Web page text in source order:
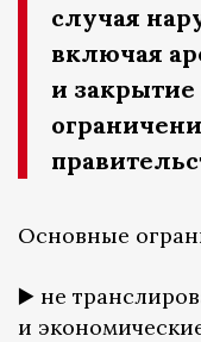
случая
включая
и
Основные
▶️ не
и